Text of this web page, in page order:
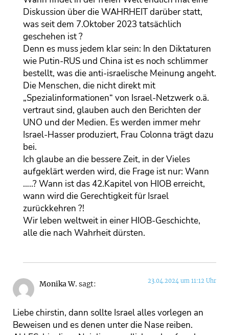
Diskussion über die WAHRHEIT darüber statt,
was seit dem 7.Oktober 2023 tatsächlich
geschehen ist ?
Denn es muss jedem klar sein: In den Diktaturen
wie Putin-RUS und China ist es noch schlimmer
bestellt, was die anti-israelische Meinung angeht.
Die Menschen, die nicht direkt mit
„Spezialinformationen“ von Israel-Netzwerk o.ä.
vertraut sind, glauben auch den Berichten der
UNO und der Medien. Es werden immer mehr
Israel-Hasser produziert, Frau Colonna trägt dazu
bei.
Ich glaube an die bessere Zeit, in der Vieles
aufgeklärt werden wird, die Frage ist nur: Wann
…..? Wann ist das 42.Kapitel von HIOB erreicht,
wann wird die Gerechtigkeit für Israel
zurückkehren ?!
Wir leben weltweit in einer HIOB-Geschichte,
alle die nach Wahrheit dürsten.
Monika W. sagt: 23.04.2024 um 11:12 Uhr
Liebe chirstin, dann sollte Israel alles vorlegen an
Beweisen und es denen unter die Nase reiben.